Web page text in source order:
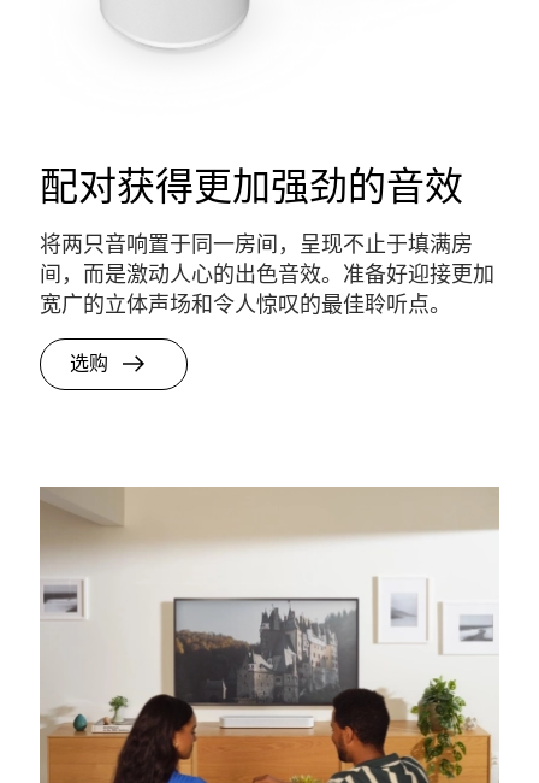
Sonos音响分组。
配对获得更加强劲的音效
将两只音响置于同一房间，呈现不止于填满房
间，而是激动人心的出色音效。准备好迎接更加
宽广的立体声场和令人惊叹的最佳聆听点。
选购